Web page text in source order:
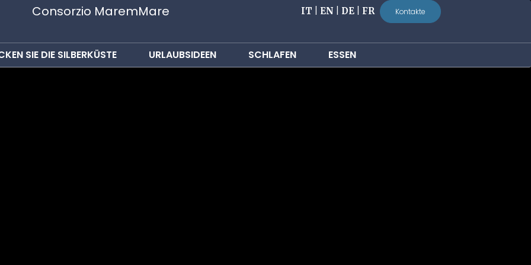
IT EN DE FR Kontakte
Consorzio MaremMare
SIE DIE SILBERKÜSTE URLAUBSIDEEN SCHLAFEN ESSEN